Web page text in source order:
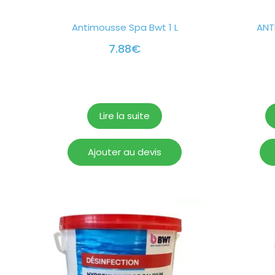
Antimousse Spa Bwt 1 L
7.88€
Lire la suite
Ajouter au devis